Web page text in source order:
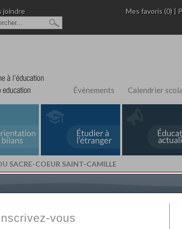
Mes favoris (0) |
joindre
Évènements Calendrier
SACRE-COEUR SAINT-CAMILLE
L'Annuaire de recherche
votre établissement privé, du
scolaire et des cours à distance.
vous